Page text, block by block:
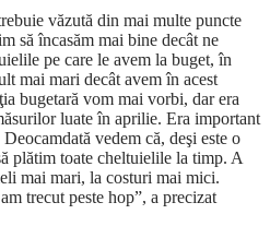
văzută din mai multe puncte
să încasăm mai bine decât ne
pe care le avem la buget, în
mai mari decât avem în acest
bugetară vom mai vorbi, dar era
luate în aprilie. Era important
vedem că, deşi este o
plătim toate cheltuielile la timp. A
mai mari, la costuri mai mici.
trecut peste hop”, a precizat